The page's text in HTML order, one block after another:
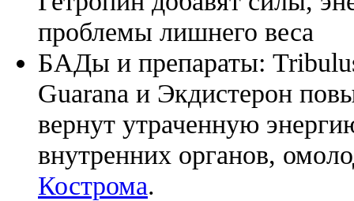
проблемы лишнего веса
БАДы и препараты:
Guarana и Экдистерон
вернут утраченную
внутренних органов,
Кострома.